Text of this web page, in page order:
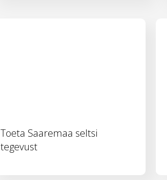
Toeta Saaremaa seltsi
tegevust